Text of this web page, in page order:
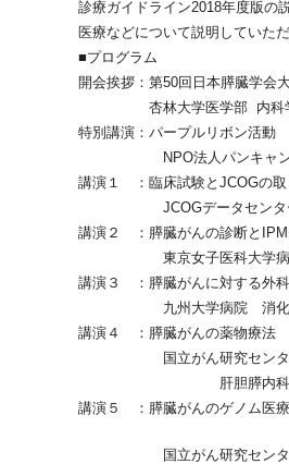
診療ガイドライン2018年度版の
医療などについて説明していただ
■プログラム
開会挨拶：第50回日本膵臓学会大
杏林大学医学部 内科学
特別講演：パープルリボン活
NPO法人パンキャンジ
講演１ ：臨床試験とJCOGの
JCOGデータセンター
講演２ ：膵臓がんの診断と
東京女子医科大学病院
講演３ ：膵臓がんに対する
九州大学病院 消化器
講演４ ：膵臓がんの薬物
国立がん研究センター
肝胆膵内科 科長
講演５ ：膵臓がんのゲノム医
国立がん研究センター